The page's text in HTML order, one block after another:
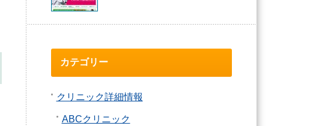
カテゴリー
クリニック詳細情報
ABCクリニック